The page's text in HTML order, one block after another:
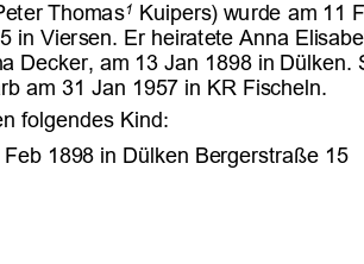



